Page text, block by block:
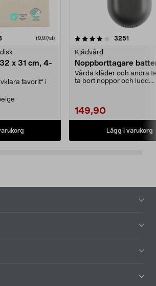
recensioner (9,97/st)
x 31 cm, 4-
favorit” i
3251
Klädvård
Noppborttagare
Vårda kläder och andra
ta bort noppor och ludd.
149,90
Lägg i varukorg
4.5av 5 stjärnor